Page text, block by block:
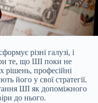
різні галузі, і
те, що ШІ поки не
рішень, професійні
його у свої стратегії.
ШІ як допоміжного
до нього.